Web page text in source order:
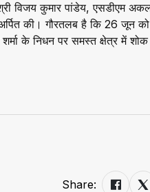
विजय कुमार पांडेय, एसडीएम
की। गौरतलब है कि 26 जून
शर्मा के निधन पर समस्त क्षेत्र में
Share: